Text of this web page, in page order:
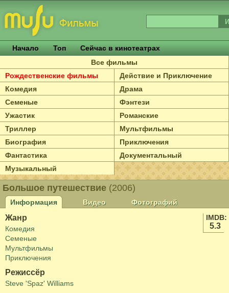
Начало Топ
Сейчас в кинотеатрах
Все фильмы
Рождественские фильмы
Действие и Приключение
Комедия
Драма
Семеные
Фэнтези
Ужастик
Романские
Триллер
Мультфильмы
Биография
Приключения
Фантастика
Документальный
Музыкальный
Большое путешествие (2006)
Информация Видео
Фотографий
IMDB:
5.3
Жанр
Комедия
Семеные
Мультфильмы
Приключения
Режиссёр
Steve 'Spaz' Williams